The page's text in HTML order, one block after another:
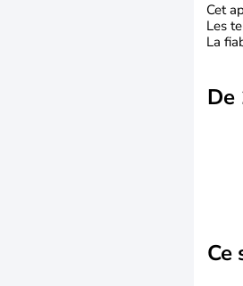
Cet
Les
La
De
Ce